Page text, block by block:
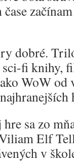
dobré.
fi knihy,
WoW od
sa zo
Elf
v